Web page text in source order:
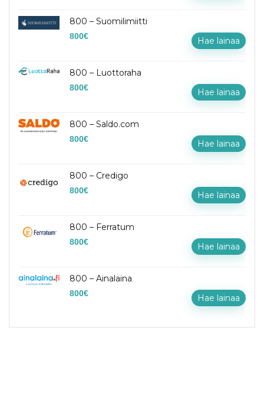
800 – Suomilimiitti
800€ Hae lainaa
800 – Luottoraha
800€ Hae lainaa
800 – Saldo.com
800€ Hae lainaa
800 – Credigo
800€ Hae lainaa
800 – Ferratum
800€ Hae lainaa
800 – Ainalaina
800€ Hae lainaa